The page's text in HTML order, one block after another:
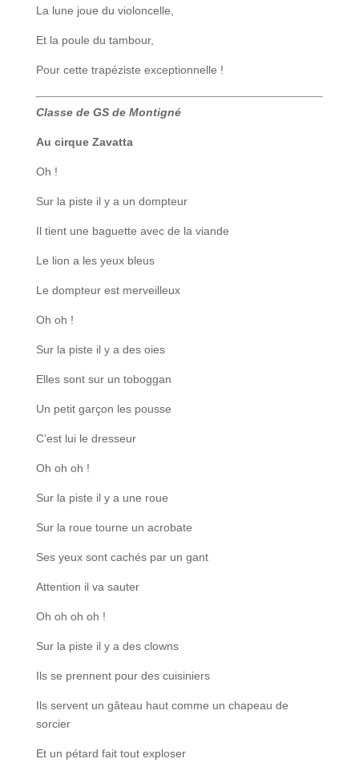
La lune joue du violoncelle,
Et la poule du tambour,
Pour cette trapéziste exceptionnelle !
Classe de GS de Montigné
Au cirque Zavatta
Oh !
Sur la piste il y a un dompteur
Il tient une baguette avec de la viande
Le lion a les yeux bleus
Le dompteur est merveilleux
Oh oh !
Sur la piste il y a des oies
Elles sont sur un toboggan
Un petit garçon les pousse
C’est lui le dresseur
Oh oh oh !
Sur la piste il y a une roue
Sur la roue tourne un acrobate
Ses yeux sont cachés par un gant
Attention il va sauter
Oh oh oh oh !
Sur la piste il y a des clowns
Ils se prennent pour des cuisiniers
Ils servent un gâteau haut comme un chapeau de
sorcier
Et un pétard fait tout exploser